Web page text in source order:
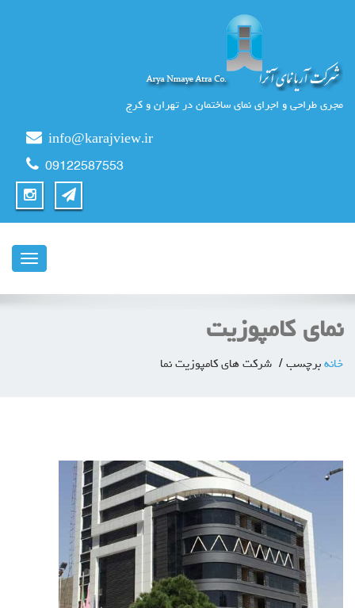
مجری طراحی و اجرای نمای ساختمان در تهران و کرج
info@karajview.ir
09122587553
ناوبری
نمای کامپوزیت
خانه برچسب شرکت های کامپوزیت نما